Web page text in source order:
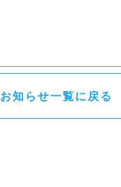
お知らせ一覧に戻る